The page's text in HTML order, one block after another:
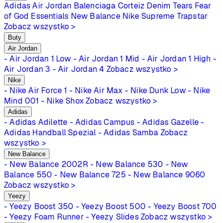
Adidas Air Jordan Balenciaga Corteiz Denim Tears Fear
of God Essentials New Balance Nike Supreme Trapstar
Zobacz wszystko >
Buty
Air Jordan
- Air Jordan 1 Low - Air Jordan 1 Mid - Air Jordan 1 High -
Air Jordan 3 - Air Jordan 4 Zobacz wszystko >
Nike
- Nike Air Force 1 - Nike Air Max - Nike Dunk Low - Nike
Mind 001 - Nike Shox Zobacz wszystko >
Adidas
- Adidas Adilette - Adidas Campus - Adidas Gazelle -
Adidas Handball Spezial - Adidas Samba Zobacz
wszystko >
New Balance
- New Balance 2002R - New Balance 530 - New
Balance 550 - New Balance 725 - New Balance 9060
Zobacz wszystko >
Yeezy
- Yeezy Boost 350 - Yeezy Boost 500 - Yeezy Boost 700
- Yeezy Foam Runner - Yeezy Slides Zobacz wszystko >